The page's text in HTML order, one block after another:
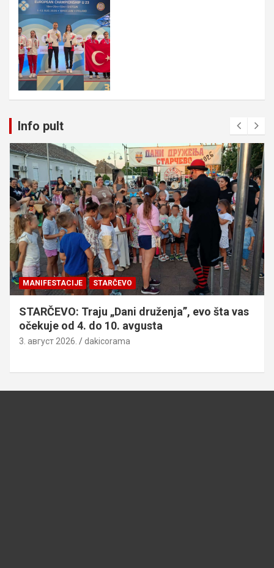
Info pult
MANIFESTACIJE STARČEVO
STARČEVO: Traju „Dani druženja”, evo šta vas
očekuje od 4. do 10. avgusta
3. август 2026. dakicorama